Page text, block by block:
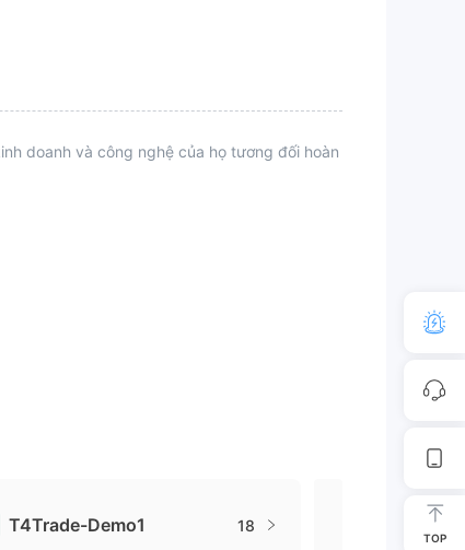
doanh và công nghệ của họ tương đối hoàn
T4Trade-Demo1 18
TOP